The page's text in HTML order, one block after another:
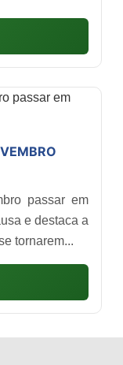
passar em
e destaca a
tornarem...